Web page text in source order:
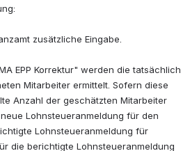
zusätzliche Eingabe.
EPP Korrektur" werden die tatsächlich
Mitarbeiter ermittelt. Sofern diese
Anzahl der geschätzten Mitarbeiter
Lohnsteueranmeldung für den
Lohnsteueranmeldung für
die berichtigte Lohnsteueranmeldung